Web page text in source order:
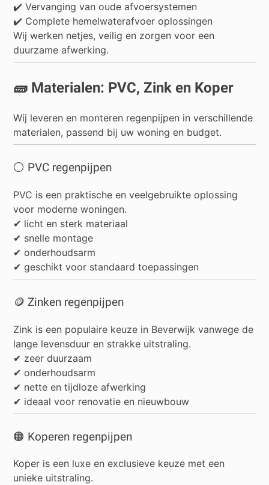
✔️ Vervanging van oude afvoersystemen
✔️ Complete hemelwaterafvoer oplossingen
Wij werken netjes, veilig en zorgen voor een
duurzame afwerking.
🧱 Materialen: PVC, Zink en Koper
Wij leveren en monteren regenpijpen in verschillende
materialen, passend bij uw woning en budget.
⚪ PVC regenpijpen
PVC is een praktische en veelgebruikte oplossing
voor moderne woningen.
✔ licht en sterk materiaal
✔ snelle montage
✔ onderhoudsarm
✔ geschikt voor standaard toepassingen
🪙 Zinken regenpijpen
Zink is een populaire keuze in Beverwijk vanwege de
lange levensduur en strakke uitstraling.
✔ zeer duurzaam
✔ onderhoudsarm
✔ nette en tijdloze afwerking
✔ ideaal voor renovatie en nieuwbouw
🟠 Koperen regenpijpen
Koper is een luxe en exclusieve keuze met een
unieke uitstraling.